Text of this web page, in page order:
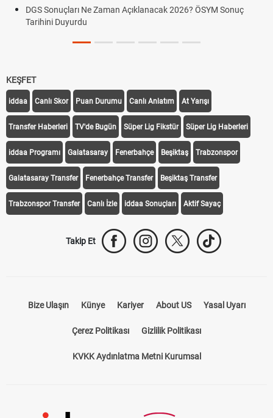
DGS Sonuçları Ne Zaman Açıklanacak 2026? ÖSYM Sonuç
Tarihini Duyurdu
KEŞFET
iddaa Canlı Skor Puan Durumu Canlı Anlatım At Yarışı
Transfer Haberleri TV'de Bugün Süper Lig Fikstür Süper Lig Haberleri
iddaa Programı Galatasaray Fenerbahçe Beşiktaş Trabzonspor
Galatasaray Transfer Fenerbahçe Transfer Beşiktaş Transfer
Trabzonspor Transfer Canlı İzle iddaa Sonuçları Aktif Sayaç
Takip Et
Bize Ulaşın Künye Kariyer About US Yasal Uyarı
Çerez Politikası Gizlilik Politikası
KVKK Aydınlatma Metni Kurumsal